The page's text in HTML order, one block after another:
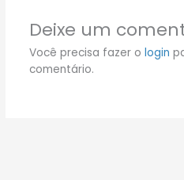
Deixe um
Você precisa fazer o login
comentário.